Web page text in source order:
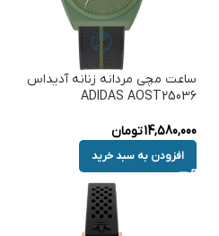
ساعت مچی مردانه زنانه آدیداس
ADIDAS AOST25036
14,580,000تومان
افزودن به سبد خرید